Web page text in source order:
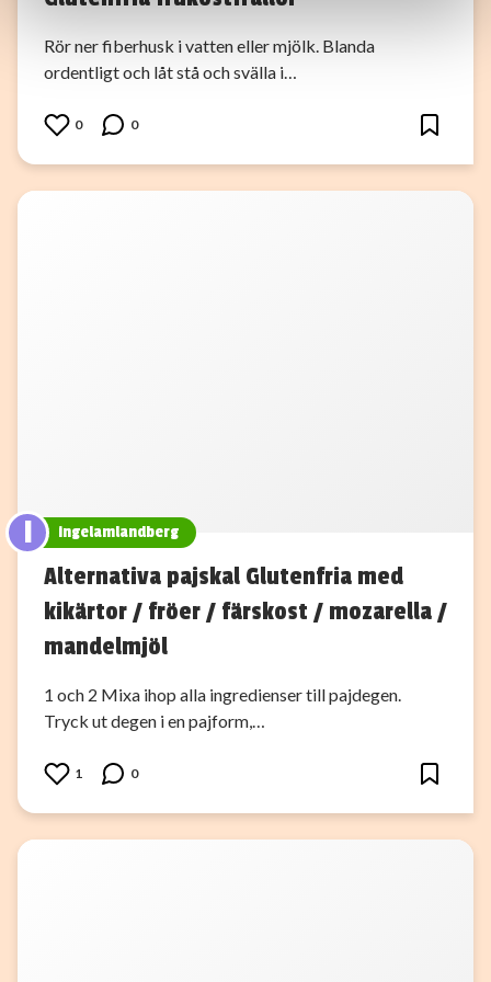
samlat in när du har använt deras tjänster.
Rör ner fiberhusk i vatten eller mjölk. Blanda
ordentligt och låt stå och svälla i…
0 0
I ingelamlandberg
Alternativa pajskal Glutenfria med
kikärtor / fröer / färskost / mozarella /
mandelmjöl
1 och 2 Mixa ihop alla ingredienser till pajdegen.
Tryck ut degen i en pajform,…
1 0